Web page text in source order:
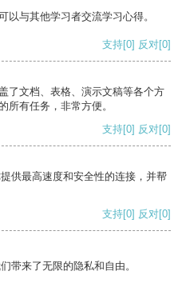
以与其他学习者交流学习心得。
支持[0] 反对[0]
了文档、表格、演示文稿等各个方
所有任务，非常方便。
支持[0] 反对[0]
供最高速度和安全性的连接，并帮
支持[0] 反对[0]
带来了无限的隐私和自由。